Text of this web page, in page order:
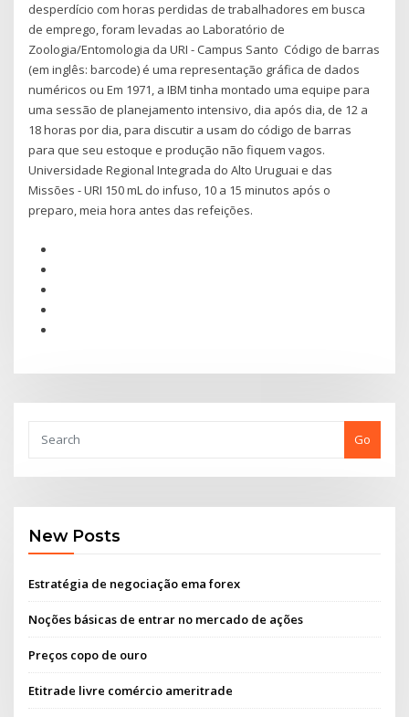
desperdício com horas perdidas de trabalhadores em busca
de emprego, foram levadas ao Laboratório de
Zoologia/Entomologia da URI - Campus Santo Código de barras
(em inglês: barcode) é uma representação gráfica de dados
numéricos ou Em 1971, a IBM tinha montado uma equipe para
uma sessão de planejamento intensivo, dia após dia, de 12 a
18 horas por dia, para discutir a usam do código de barras
para que seu estoque e produção não fiquem vagos.
Universidade Regional Integrada do Alto Uruguai e das
Missões - URI 150 mL do infuso, 10 a 15 minutos após o
preparo, meia hora antes das refeições.
Go
New Posts
Estratégia de negociação ema forex
Noções básicas de entrar no mercado de ações
Preços copo de ouro
Etitrade livre comércio ameritrade